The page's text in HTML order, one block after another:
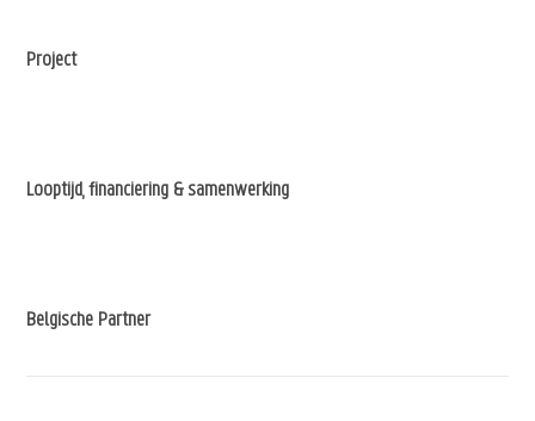
Project
Looptijd, financiering & samenwerking
Belgische Partner